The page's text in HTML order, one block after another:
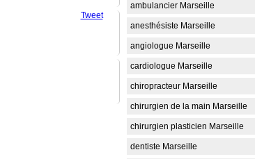
Tweet
ambulancier Marseille
anesthésiste Marseille
angiologue Marseille
cardiologue Marseille
chiropracteur Marseille
chirurgien de la main Marseille
chirurgien plasticien Marseille
dentiste Marseille